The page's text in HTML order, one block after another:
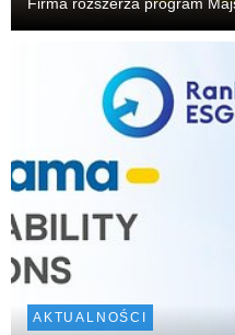
budować, skręcać i tworzyć
AKTUALNOŚCI